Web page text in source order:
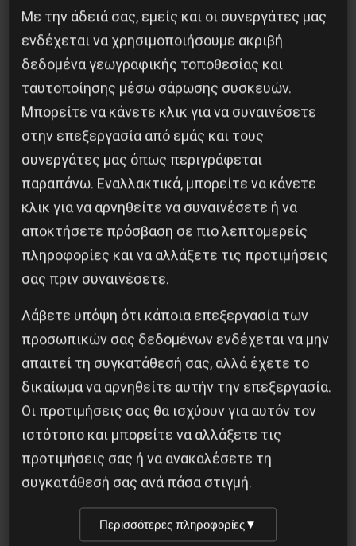
Η Eπανάσταση της 19 Ιουλίου 1936 στην
Iσπανία
5 Αυγούστου 2026
Οδύσσεια του Νόλαν: Μύθος, μνήμη και
ταξική εξουσία
3 Αυγούστου 2026
Με την άδειά σας, εμείς και οι συνεργάτες μας
ενδέχεται να χρησιμοποιήσουμε ακριβή
δεδομένα γεωγραφικής τοποθεσίας και
ταυτοποίησης μέσω σάρωσης συσκευών.
Μπορείτε να κάνετε κλικ για να συναινέσετε
στην επεξεργασία από εμάς και τους
συνεργάτες μας όπως περιγράφεται
παραπάνω. Εναλλακτικά, μπορείτε να κάνετε
κλικ για να αρνηθείτε να συναινέσετε ή να
αποκτήσετε πρόσβαση σε πιο λεπτομερείς
πληροφορίες και να αλλάξετε τις προτιμήσεις
σας πριν συναινέσετε.
Λάβετε υπόψη ότι κάποια επεξεργασία των
προσωπικών σας δεδομένων ενδέχεται να μην
απαιτεί τη συγκατάθεσή σας, αλλά έχετε το
δικαίωμα να αρνηθείτε αυτήν την επεξεργασία.
Οι προτιμήσεις σας θα ισχύουν για αυτόν τον
ιστότοπο και μπορείτε να αλλάξετε τις
προτιμήσεις σας ή να ανακαλέσετε τη
συγκατάθεσή σας ανά πάσα στιγμή.
Περισσότερες πληροφορίες▼